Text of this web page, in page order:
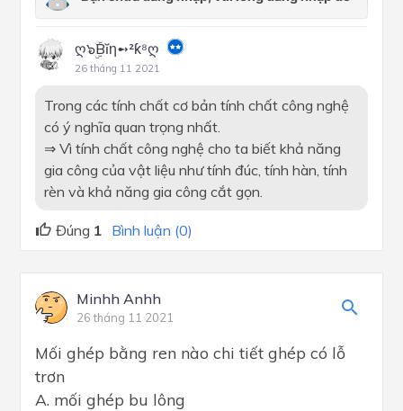
ღ๖ۣۜBĭη➻²ƙ⁸ღ
26 tháng 11 2021
Trong các tính chất cơ bản tính chất công nghệ
có ý nghĩa quan trọng nhất.
⇒ Vì tính chất công nghệ cho ta biết khả năng
gia công của vật liệu như tính đúc, tính hàn, tính
rèn và khả năng gia công cắt gọn.
Đúng 1 Bình luận (0)
Minhh Anhh
26 tháng 11 2021
Mối ghép bằng ren nào chi tiết ghép có lỗ
trơn
A. mối ghép bu lông